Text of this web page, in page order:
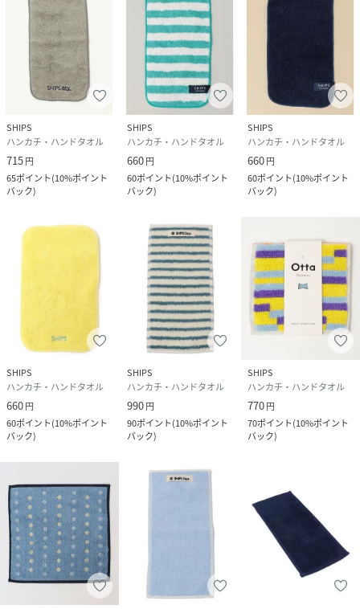
SHIPS
ハンカチ・ハンドタオル
715円
65ポイント(10%ポイント
バック)
SHIPS
ハンカチ・ハンドタオル
660円
60ポイント(10%ポイント
バック)
SHIPS
ハンカチ・ハンドタオル
660円
60ポイント(10%ポイント
バック)
SHIPS
ハンカチ・ハンドタオル
660円
60ポイント(10%ポイント
バック)
SHIPS
ハンカチ・ハンドタオル
990円
90ポイント(10%ポイント
バック)
SHIPS
ハンカチ・ハンドタオル
770円
70ポイント(10%ポイント
バック)